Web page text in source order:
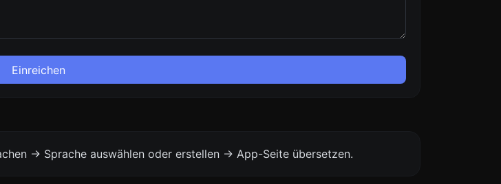
Einreichen
-> Sprache auswählen oder erstellen -> App-Seite übersetzen.